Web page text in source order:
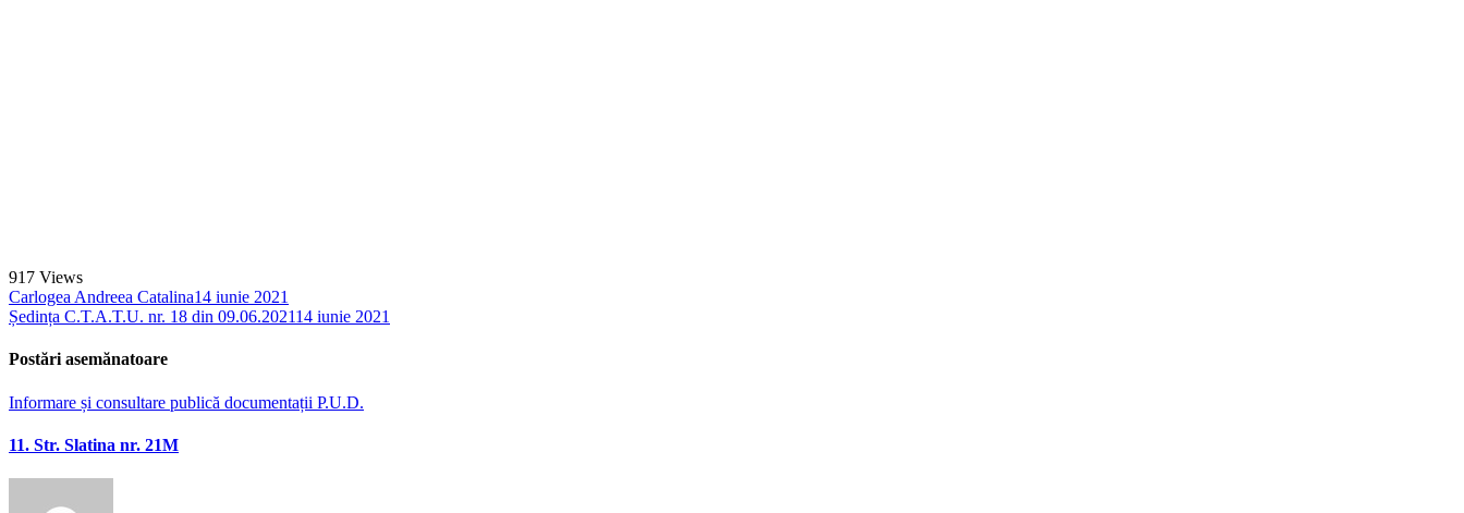
917 Views
Carlogea Andreea Catalina14 iunie 2021
Ședința C.T.A.T.U. nr. 18 din 09.06.202114 iunie 2021
Postări asemănatoare
Informare și consultare publică documentații P.U.D.
11. Str. Slatina nr. 21M